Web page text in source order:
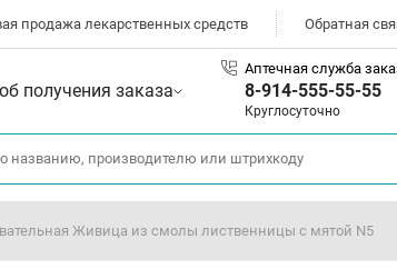
продажа лекарственных средств Обратная
получения заказа
Аптечная служба
8-914-555-55-55
Круглосуточно
Живица из смолы лиственницы с мятой N5